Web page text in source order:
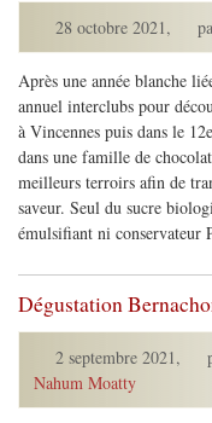
28 octobre 2021,
Après une année blanche
annuel interclubs pour
à Vincennes puis dans le
dans une famille de
meilleurs terroirs afin de
saveur. Seul du sucre
émulsifiant ni conservateur
Dégustation
2 septembre 2021,
Nahum Moatty